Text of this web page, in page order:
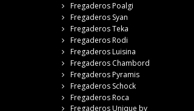
Fregaderos Poalgi
Fregaderos Syan
Fregaderos Teka
Fregaderos Rodi
Fregaderos Luisina
Fregaderos Chambord
Fregaderos Pyramis
Fregaderos Schock
Fregaderos Roca
Fregaderos Unique by